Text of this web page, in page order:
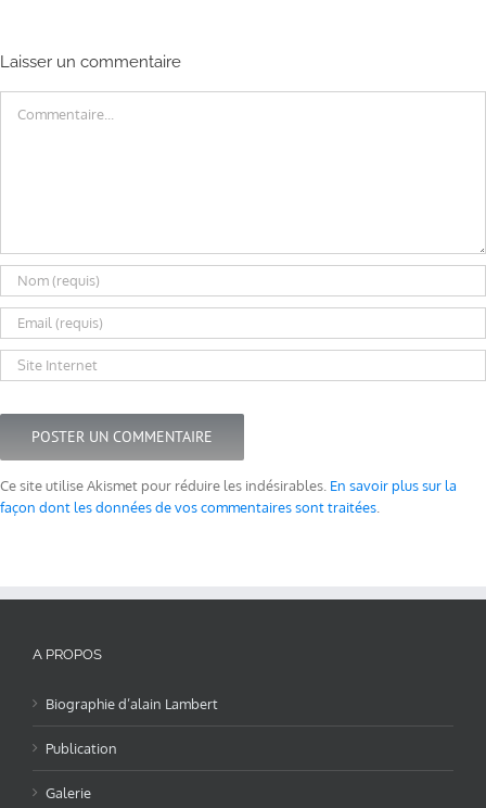
Laisser un commentaire
Ce site utilise Akismet pour réduire les indésirables. En savoir plus sur la
façon dont les données de vos commentaires sont traitées
A PROPOS
Biographie d’alain Lambert
Publication
Galerie